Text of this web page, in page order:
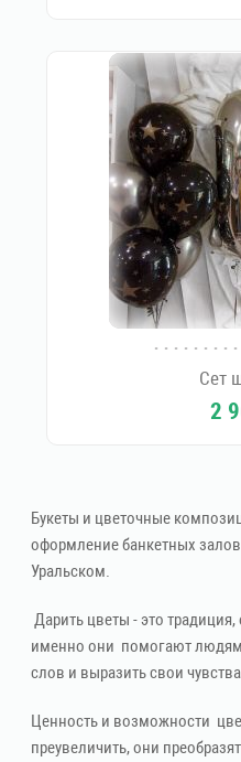
Сет
2
Букеты и цветочные
оформление банкетных
Уральском.
Дарить цветы - это
именно они помогают людям
слов и выразить свои чувства.
Ценность и возможности
преувеличить, они